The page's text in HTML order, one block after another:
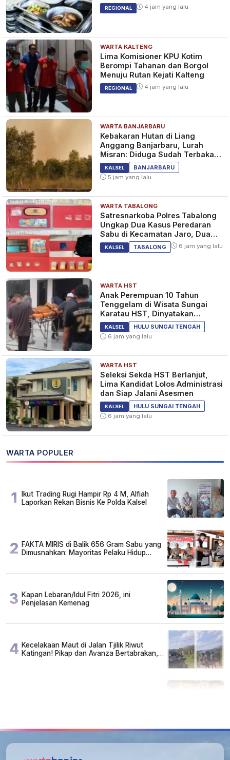
REGIONAL 4 jam yang lalu
WARTA KALTENG
Lima Komisioner KPU Kotim
Berompi Tahanan dan Borgol
Menuju Rutan Kejati Kalteng
REGIONAL 4 jam yang lalu
WARTA BANJARBARU
Kebakaran Hutan di Liang
Anggang Banjarbaru, Lurah
Misran: Diduga Sudah Terbakar
Sejak Tadi Malam
KALSEL
BANJARBARU
5 jam yang lalu
WARTA TABALONG
Satresnarkoba Polres Tabalong
Ungkap Dua Kasus Peredaran
Sabu di Kecamatan Jaro, Dua
Pelaku Diamankan
KALSEL TABALONG 6 jam yang lalu
WARTA HST
Anak Perempuan 10 Tahun
Tenggelam di Wisata Sungai
Karatau HST, Dinyatakan
Meninggal Dunia
KALSEL
HULU SUNGAI TENGAH
6 jam yang lalu
WARTA HST
Seleksi Sekda HST Berlanjut,
Lima Kandidat Lolos Administrasi
dan Siap Jalani Asesmen
KALSEL
HULU SUNGAI TENGAH
6 jam yang lalu
WARTA POPULER
1
Ikut Trading Rugi Hampir Rp 4 M, Alfiah
Laporkan Rekan Bisnis Ke Polda Kalsel
2 FAKTA MIRIS di Balik 656 Gram Sabu yang
Dimusnahkan: Mayoritas Pelaku Hidup
3 Kapan Lebaran/Idul Fitri 2026, ini
Penjelasan Kemenag
4 Kecelakaan Maut di Jalan Tjilik Riwut
Katingan! Pikap dan Avanza Bertabrakan,